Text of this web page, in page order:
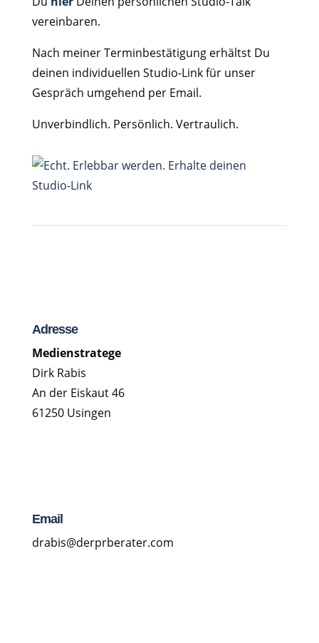
vereinbaren.
Nach meiner Terminbestätigung erhältst Du
deinen individuellen Studio-Link für unser
Gespräch umgehend per Email.
Unverbindlich. Persönlich. Vertraulich.
Adresse
Medienstratege
Dirk Rabis
An der Eiskaut 46
61250 Usingen
Email
drabis@derprberater.com